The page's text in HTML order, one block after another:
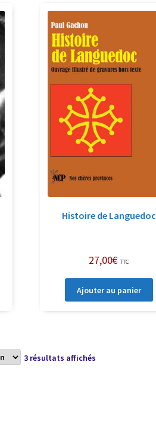
récent
plus
ancien
Histoire de Languedoc
27,00€ TTC
Ajouter au panier
3 résultats affichésTrié